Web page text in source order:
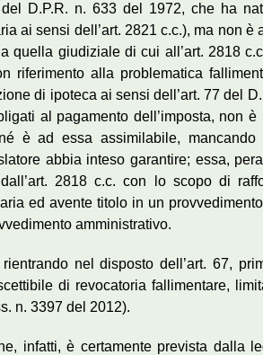
del D.P.R. n. 633 del 1972, che ha
ai sensi dell’art. 2821 c.c.), ma non
quella giudiziale di cui all’art. 2818
riferimento alla problematica
di ipoteca ai sensi dell’art. 77 del
al pagamento dell’imposta, non
è ad essa assimilabile,
abbia inteso garantire; essa,
2818 c.c. con lo scopo di
ed avente titolo in un
amministrativo.
nel disposto dell’art. 67,
di revocatoria fallimentare,
n. 3397 del 2012).
infatti, è certamente prevista dalla